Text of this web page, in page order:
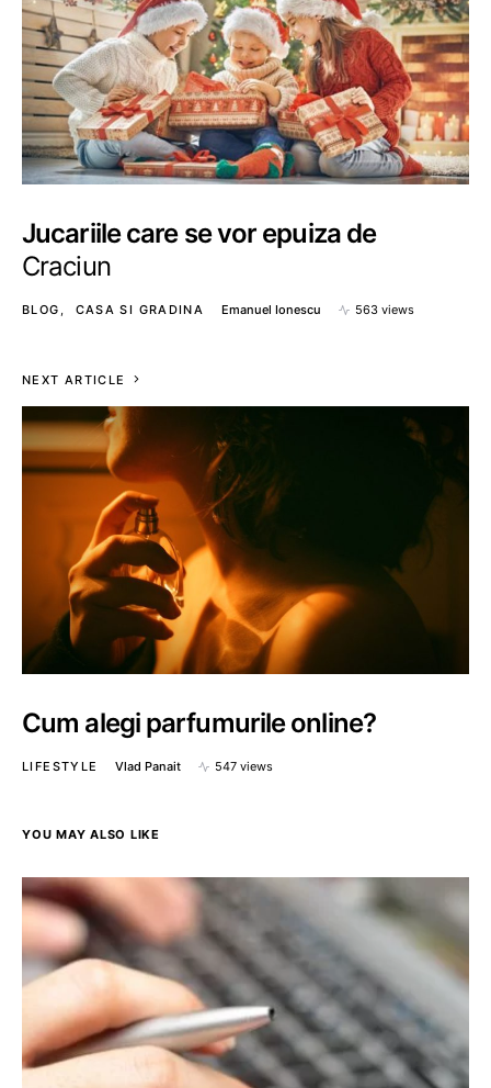
Jucariile care se vor epuiza de
Craciun
BLOG CASA SI GRADINA Emanuel Ionescu 563 views
NEXT ARTICLE
Cum alegi parfumurile online?
LIFESTYLE Vlad Panait 547 views
YOU MAY ALSO LIKE